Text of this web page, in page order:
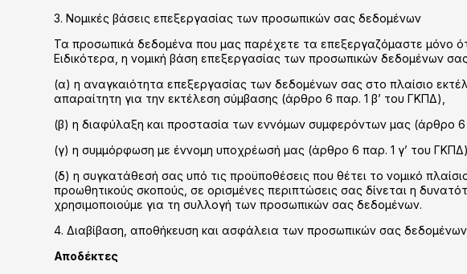
3. Νομικές βάσεις επεξεργασίας των προσωπικών σας δεδομένων
Τα προσωπικά δεδομένα που μας παρέχετε τα επεξεργαζόμαστε μόνο
Ειδικότερα, η νομική βάση επεξεργασίας των προσωπικών δεδομένων
(α) η αναγκαιότητα επεξεργασίας των δεδομένων σας στο πλαίσιο
απαραίτητη για την εκτέλεση σύμβασης (άρθρο 6 παρ. 1 β’ του ΓΚΠΔ),
(β) η διαφύλαξη και προστασία των εννόμων συμφερόντων μας (άρθρο 6
(γ) η συμμόρφωση με έννομη υποχρέωσή μας (άρθρο 6 παρ. 1 γ’ του ΓΚΠΔ),
(δ) η συγκατάθεσή σας υπό τις προϋποθέσεις που θέτει το νομικό
προωθητικούς σκοπούς, σε ορισμένες περιπτώσεις σας δίνεται η
χρησιμοποιούμε για τη συλλογή των προσωπικών σας δεδομένων.
4. Διαβίβαση, αποθήκευση και ασφάλεια των προσωπικών σας δεδομένων
Αποδέκτες